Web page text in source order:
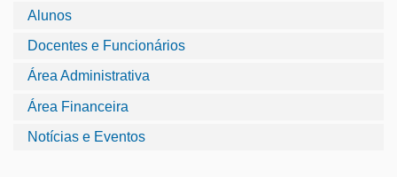
Alunos
Docentes e Funcionários
Área Administrativa
Área Financeira
Notícias e Eventos